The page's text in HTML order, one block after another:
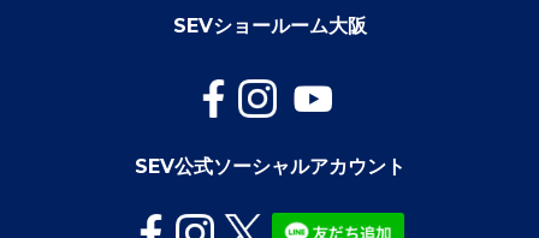
SEVショールーム大阪
SEV公式ソーシャルアカウント